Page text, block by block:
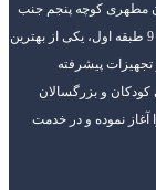
مطهری کوچه پنجم جنب
داروخانه دکتر حاتمی (روبروی ساختمان پزشکان پاستور) پلاک 9 طبقه اول، یکی از بهترین
پیشرفته
و بزرگسالان
از سال 1389 فعالیت خود را آغاز نموده و در خدمت